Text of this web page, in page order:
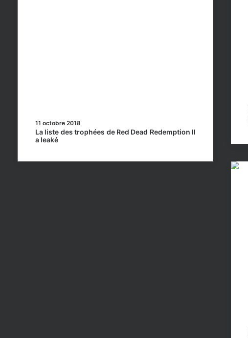
11 octobre 2018
La liste des trophées de Red Dead Redemption II
a leaké